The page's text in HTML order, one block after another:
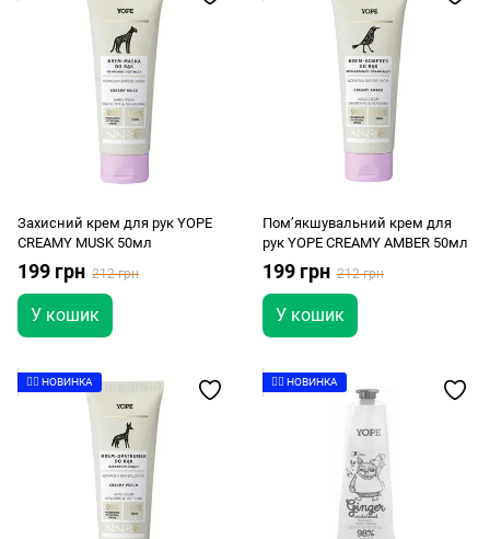
Захисний крем для рук YOPE
CREAMY MUSK 50мл
199 грн 212 грн
У кошик
Пом’якшувальний крем для
рук YOPE CREAMY AMBER 50мл
199 грн 212 грн
У кошик
👉🏻 НОВИНКА 👉🏻 НОВИНКА